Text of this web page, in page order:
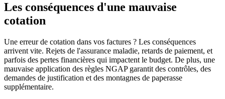
Les conséquences d'une mauvaise
cotation
Une erreur de cotation dans vos factures ? Les conséquences
arrivent vite. Rejets de l'assurance maladie, retards de paiement, et
parfois des pertes financières qui impactent le budget. De plus, une
mauvaise application des règles NGAP garantit des contrôles, des
demandes de justification et des montagnes de paperasse
supplémentaire.